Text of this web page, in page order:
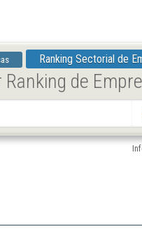
Ranking Sectorial de
de